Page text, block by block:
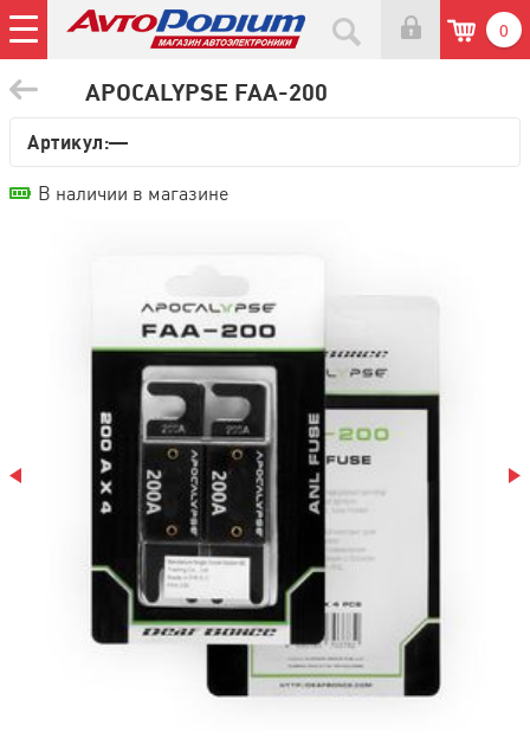
0
APOCALYPSE FAA-200
Артикул:—
В наличии в магазине